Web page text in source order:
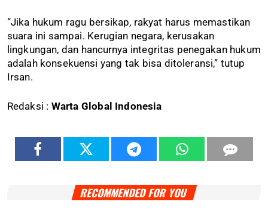
“Jika hukum ragu bersikap, rakyat harus memastikan
suara ini sampai. Kerugian negara, kerusakan
lingkungan, dan hancurnya integritas penegakan hukum
adalah konsekuensi yang tak bisa ditoleransi,” tutup
Irsan.
Redaksi : Warta Global Indonesia
RECOMMENDED FOR YOU